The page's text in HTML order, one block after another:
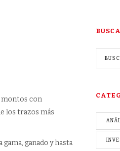
con
los trazos más
ganado y hasta